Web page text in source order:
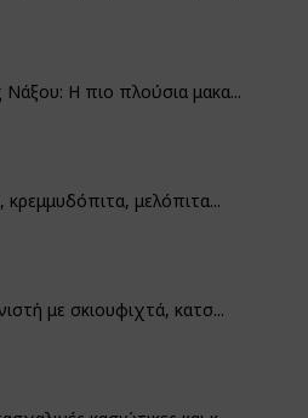
Νάξου: Η πιο πλούσια μακα...
κρεμμυδόπιτα, μελόπιτα...
με σκιουφιχτά, κατσ...